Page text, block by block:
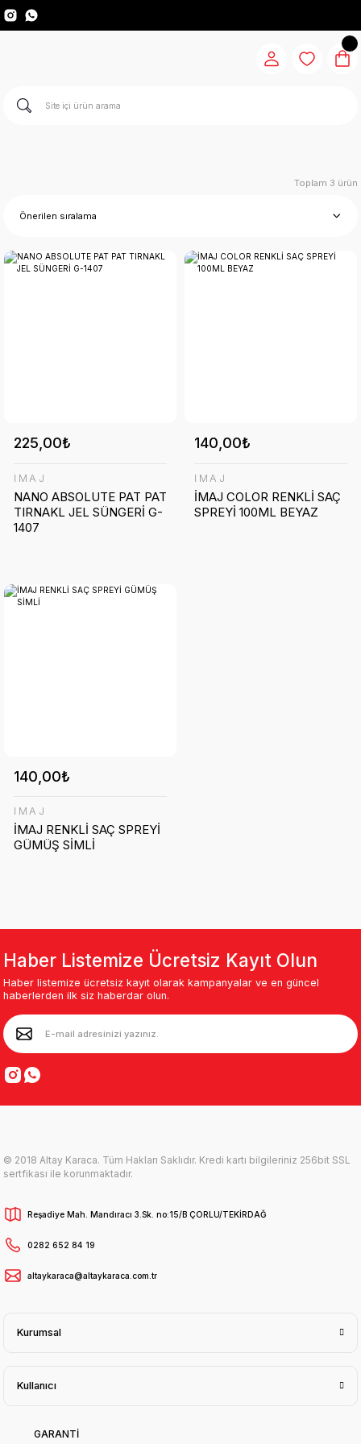
Toplam 3 ürün
225,00₺
İMAJ
NANO ABSOLUTE PAT PAT
TIRNAKL JEL SÜNGERİ G-
1407
140,00₺
İMAJ
İMAJ COLOR RENKLİ SAÇ
SPREYİ 100ML BEYAZ
140,00₺
İMAJ
İMAJ RENKLİ SAÇ SPREYİ
GÜMÜŞ SİMLİ
Haber Listemize Ücretsiz Kayıt Olun
Haber listemize ücretsiz kayıt olarak kampanyalar ve en güncel
haberlerden ilk siz haberdar olun.
© 2018 Altay Karaca. Tüm Hakları Saklıdır. Kredi kartı bilgileriniz 256bit SSL
sertfikası ile korunmaktadır.
Reşadiye Mah. Mandıracı 3.Sk. no:15/B ÇORLU/TEKİRDAĞ
0282 652 84 19
altaykaraca@altaykaraca.com.tr
Kurumsal
Kullanıcı
GARANTİ